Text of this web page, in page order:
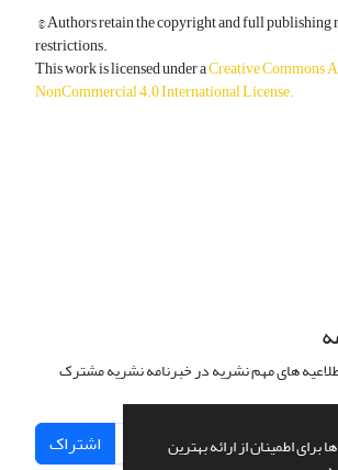
اطمینان از ارائه بهترین
© Authors retain the copyright and full
restrictions.
This work is licensed under aCreative Commons
NonCommercial 4.0 International License.
های مهم نشریه در خبرنامه نشریه مشترک
اشتراک